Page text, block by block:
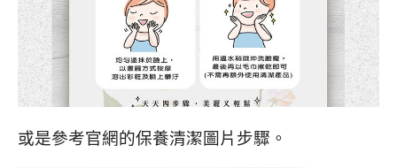
或是參考官網的保養清潔圖片步驟。